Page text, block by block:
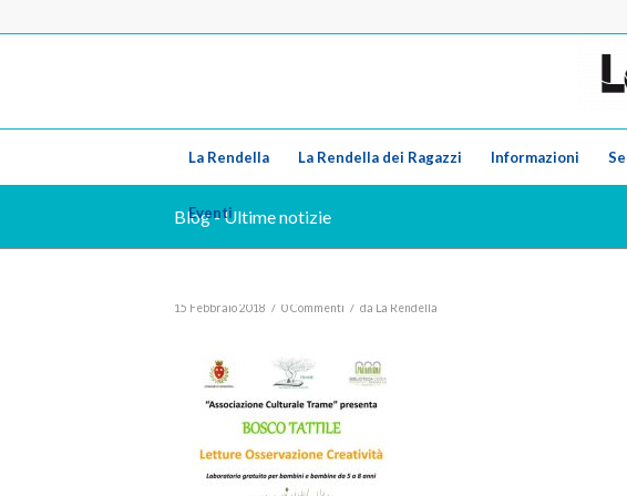
La Rendella La Rendella dei Ragazzi Informazioni
Eventi
Blog - Ultime notizie
15 Febbraio 2018 / 0 Commenti / da La Rendella